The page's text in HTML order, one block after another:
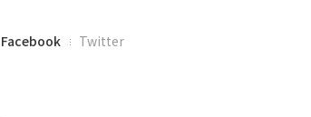
페
Facebook Twitter